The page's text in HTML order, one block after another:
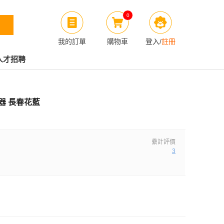
我的訂單
0
購物車 登入/註冊
才招聘
長春花藍
纍計評價
3